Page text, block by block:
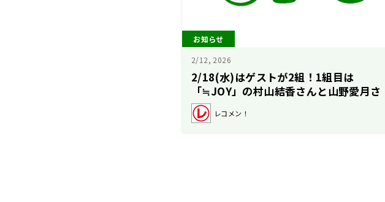
お知らせ
2/12, 2026
2/18(水)はゲストが2組！1組目は
「≒JOY」の村山結香さんと山野愛月さ
ん、2組目が「STU48」の石田千穂さん！
【矢吹奈子のレコメン！】
レコメン！